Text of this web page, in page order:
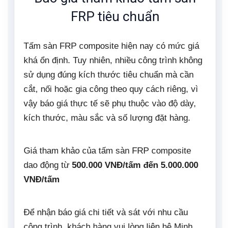
FRP tiêu chuẩn
Tấm sàn FRP composite hiện nay có mức giá
khá ổn định. Tuy nhiên, nhiều công trình không
sử dụng đúng kích thước tiêu chuẩn mà cần
cắt, nối hoặc gia công theo quy cách riêng, vì
vậy báo giá thực tế sẽ phụ thuộc vào độ dày,
kích thước, màu sắc và số lượng đặt hàng.
Giá tham khảo của tấm sàn FRP composite
dao động từ 500.000 VNĐ/tấm đến 5.000.000
VNĐ/tấm
Để nhận báo giá chi tiết và sát với nhu cầu